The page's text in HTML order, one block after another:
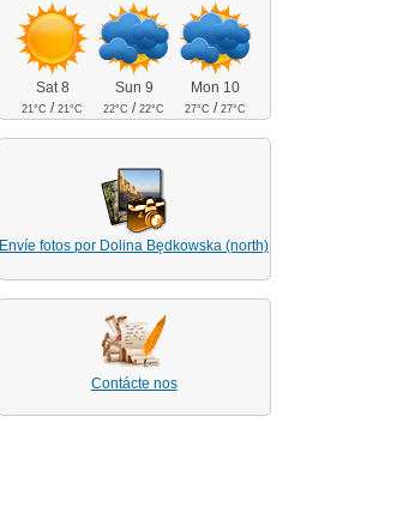
Sat 8
21°C /21°C
Sun 9
22°C /22°C
Mon 10
27°C /27°C
Envíe fotos por Dolina Będkowska (north)
Contácte nos